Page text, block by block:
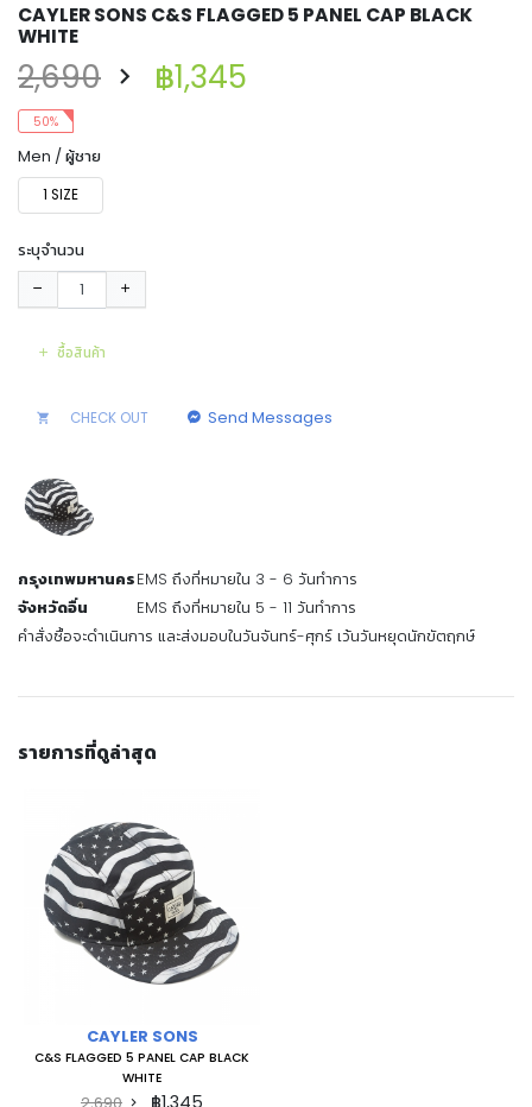
CAYLER SONS C&S FLAGGED 5 PANEL CAP BLACK
WHITE
2,690 ฿1,345
50%
Men / ผู้ชาย
1 SIZE
ระบุจำนวน
ซื้อสินค้า
CHECK OUT Send Messages
กรุงเทพมหานครEMS ถึงที่หมายใน 3 - 6 วันทำการ
จังหวัดอื่น
EMS ถึงที่หมายใน 5 - 11 วันทำการ
คำสั่งซื้อจะดำเนินการ และส่งมอบในวันจันทร์-ศุกร์ เว้นวันหยุดนักขัตฤกษ์
รายการที่ดูล่าสุด
CAYLER SONS
C&S FLAGGED 5 PANEL CAP BLACK
WHITE